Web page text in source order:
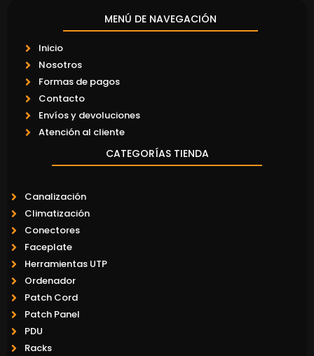
MENÚ DE NAVEGACIÓN
Inicio
Nosotros
Formas de pagos
Contacto
Envíos y devoluciones
Atención al cliente
CATEGORÍAS TIENDA
Canalización
Climatización
Conectores
Faceplate
Herramientas UTP
Ordenador
Patch Cord
Patch Panel
PDU
Racks